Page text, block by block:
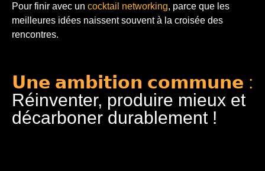
Pour finir avec un cocktail networking, parce que les
meilleures idées naissent souvent à la croisée des
rencontres.
𝗨𝗻𝗲 𝗮𝗺𝗯𝗶𝘁𝗶𝗼𝗻 𝗰𝗼𝗺𝗺𝘂𝗻𝗲 :
Réinventer, produire mieux et
décarboner durablement !